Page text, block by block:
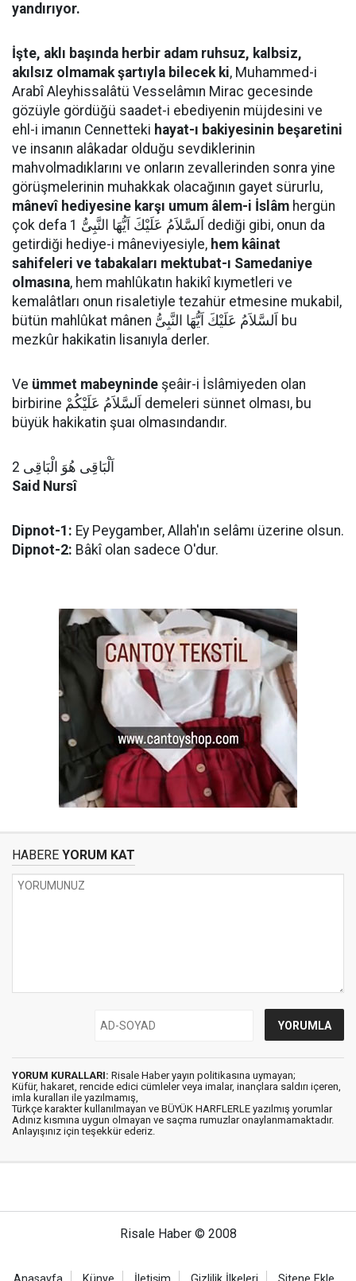
yandırıyor.
İşte, aklı başında herbir adam ruhsuz, kalbsiz,
akılsız olmamak şartıyla bilecek ki, Muhammed-i
Arabî Aleyhissalâtü Vesselâmın Mirac gecesinde
gözüyle gördüğü saadet-i ebediyenin müjdesini ve
ehl-i imanın Cennetteki hayat-ı bakiyesinin beşaretini
ve insanın alâkadar olduğu sevdiklerinin
mahvolmadıklarını ve onların zevallerinden sonra yine
görüşmelerinin muhakkak olacağının gayet sürurlu,
mânevî hediyesine karşı umum âlem-i İslâm hergün
çok defa اَلسَّلاَمُ عَلَيْكَ اَيُّهَا النَّبِىُّ 1 dediği gibi, onun da
getirdiği hediye-i mâneviyesiyle, hem kâinat
sahifeleri ve tabakaları mektubat-ı Samedaniye
olmasına, hem mahlûkatın hakikî kıymetleri ve
kemalâtları onun risaletiyle tezahür etmesine mukabil,
bütün mahlûkat mânen اَلسَّلاَمُ عَلَيْكَ اَيُّهَا النَّبِىُّ bu
mezkûr hakikatin lisanıyla derler.
Ve ümmet mabeyninde şeâir-i İslâmiyeden olan
birbirine اَلسَّلاَمُ عَلَيْكُمْ demeleri sünnet olması, bu
büyük hakikatin şuaı olmasındandır.
اَلْبَاقِى هُوَ الْبَاقِى 2
Said Nursî
Dipnot-1: Ey Peygamber, Allah'ın selâmı üzerine olsun.
Dipnot-2: Bâkî olan sadece O'dur.
HABERE YORUM KAT
YORUM KURALLARI: Risale Haber yayın politikasına uymayan;
Küfür, hakaret, rencide edici cümleler veya imalar, inançlara saldırı içeren,
imla kuralları ile yazılmamış,
Türkçe karakter kullanılmayan ve BÜYÜK HARFLERLE yazılmış yorumlar
Adınız kısmına uygun olmayan ve saçma rumuzlar onaylanmamaktadır.
Anlayışınız için teşekkür ederiz.
Risale Haber © 2008